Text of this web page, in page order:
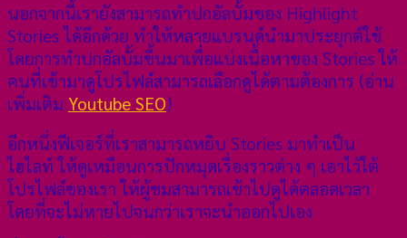
นอกจากนี้เรายังสามารถทำปกอัลบั้มของ Highlight
Stories ได้อีกด้วย ทำให้หลายแบรนด์นำมาประยุกต์ใช้
โดยการทำปกอัลบั้มขึ้นมาเพื่อแบ่งเนื้อหาของ Stories ให้
คนที่เข้ามาดูโปรไฟล์สามารถเลือกดูได้ตามต้องการ (อ่าน
เพิ่มเติม Youtube SEO)
อีกหนึ่งฟีเจอร์ที่เราสามารถหยิบ Stories มาทำเป็น
ไฮไลท์ ให้ดูเหมือนการปักหมุดเรื่องราวต่าง ๆ เอาไว้ใต้
โปรไฟล์ของเรา ให้ผู้ชมสามารถเข้าไปดูได้ตลอดเวลา
โดยที่จะไม่หายไปจนกว่าเราจะนำออกไปเอง